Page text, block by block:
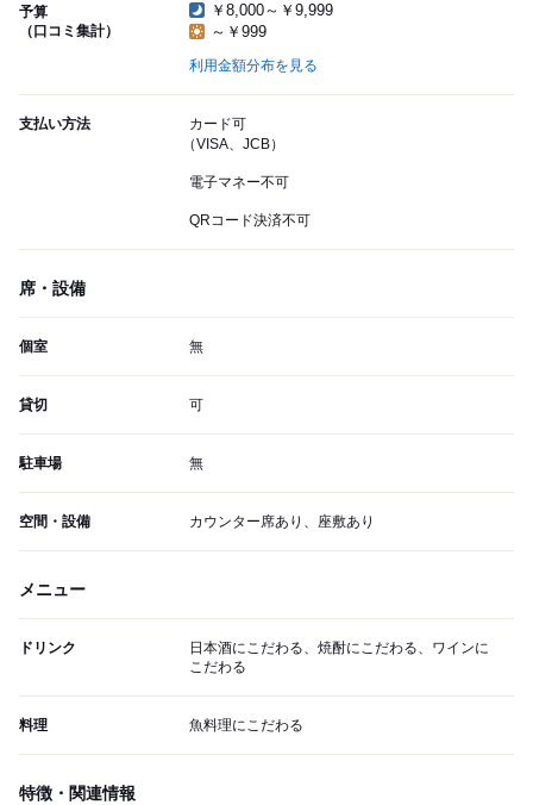
予算
（口コミ集計）
￥8,000～￥9,999
～￥999
利用金額分布を見る
支払い方法
カード可
（VISA、JCB）
電子マネー不可
QRコード決済不可
席・設備
個室 無
貸切 可
駐車場 無
空間・設備 カウンター席あり、座敷あり
メニュー
ドリンク
日本酒にこだわる、焼酎にこだわる、ワインに
こだわる
料理 魚料理にこだわる
特徴・関連情報